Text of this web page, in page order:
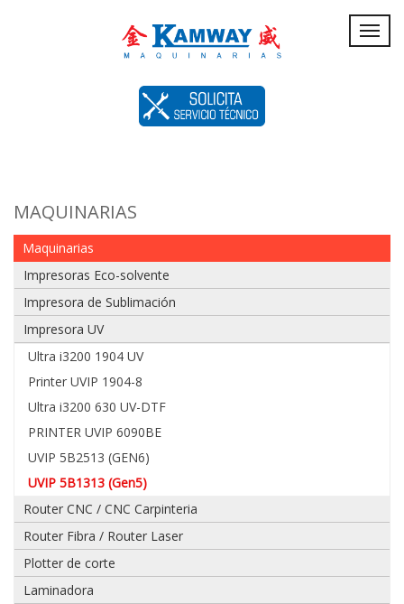
Adjuntar
imagen
de
factura,
guía
o
boleta:
MAQUINARIAS
Maquinarias
Impresoras Eco-solvente
Impresora de Sublimación
Impresora UV
Ultra i3200 1904 UV
Printer UVIP 1904-8
Ultra i3200 630 UV-DTF
PRINTER UVIP 6090BE
UVIP 5B2513 (GEN6)
UVIP 5B1313 (Gen5)
Router CNC / CNC Carpinteria
Router Fibra / Router Laser
Plotter de corte
Laminadora